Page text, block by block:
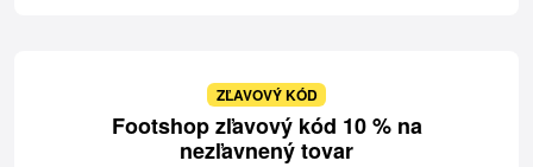
ZĽAVOVÝ KÓD
Footshop zľavový kód 10 % na
nezľavnený tovar